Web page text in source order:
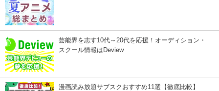
芸能界を志す10代～20代を応援！オーディション・
スクール情報はDeview
漫画読み放題サブスクおすすめ11選【徹底比較】